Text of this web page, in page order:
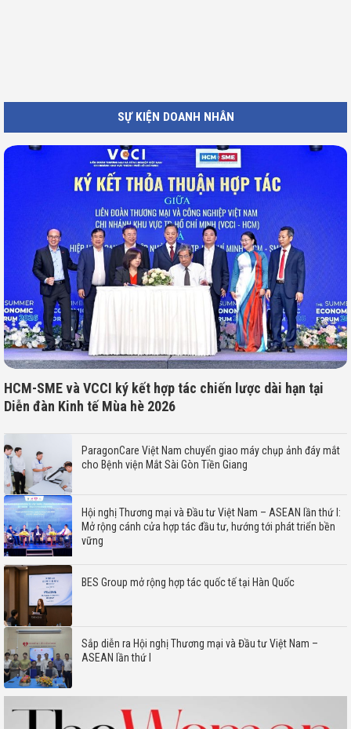
SỰ KIỆN DOANH NHÂN
HCM-SME và VCCI ký kết hợp tác chiến lược dài hạn tại
Diễn đàn Kinh tế Mùa hè 2026
ParagonCare Việt Nam chuyển giao máy chụp ảnh đáy mắt
cho Bệnh viện Mắt Sài Gòn Tiền Giang
Hội nghị Thương mại và Đầu tư Việt Nam – ASEAN lần thứ I:
Mở rộng cánh cửa hợp tác đầu tư, hướng tới phát triển bền
vững
BES Group mở rộng hợp tác quốc tế tại Hàn Quốc
Sắp diễn ra Hội nghị Thương mại và Đầu tư Việt Nam –
ASEAN lần thứ I